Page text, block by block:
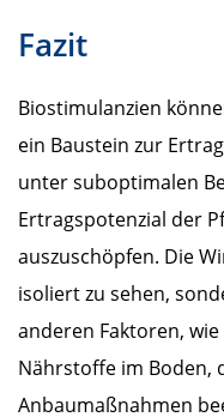
Fazit
Biostimulanzien
ein Baustein zur
unter suboptimalen
Ertragspotenzial der
auszuschöpfen. Die
isoliert zu sehen,
anderen Faktoren,
Nährstoffe im Boden,
Anbaumaßnahmen